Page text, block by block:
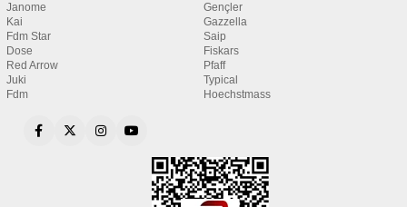
Janome
Kai
Fdm Star
Dose
Red Arrow
Juki
Fdm
Gençler
Gazzella
Saip
Fiskars
Pfaff
Typical
Hoechstmass